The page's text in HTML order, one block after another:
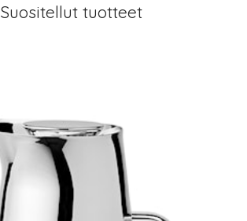
Suositellut tuotteet